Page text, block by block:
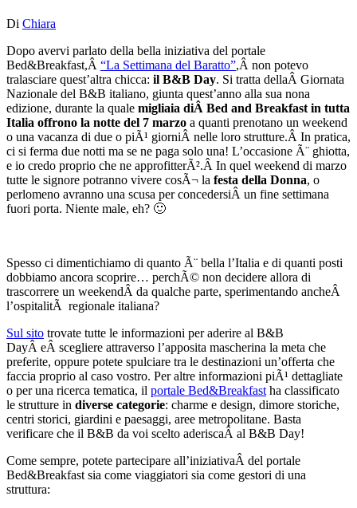
Di Chiara
Dopo avervi parlato della bella iniziativa del portale
Bed&Breakfast,Â “La Settimana del Baratto”,Â non potevo
tralasciare quest’altra chicca: il B&B Day. Si tratta dellaÂ Giornata
Nazionale del B&B italiano, giunta quest’anno alla sua nona
edizione, durante la quale migliaia diÂ Bed and Breakfast in tutta
Italia offrono la notte del 7 marzo a quanti prenotano un weekend
o una vacanza di due o piÃ¹ giorniÂ nelle loro strutture.Â In pratica,
ci si ferma due notti ma se ne paga solo una! L’occasione Ã¨ ghiotta,
e io credo proprio che ne approfitterÃ².Â In quel weekend di marzo
tutte le signore potranno vivere cosÃ¬ la festa della Donna, o
perlomeno avranno una scusa per concedersiÂ un fine settimana
fuori porta. Niente male, eh? 🙂
Spesso ci dimentichiamo di quanto Ã¨ bella l’Italia e di quanti posti
dobbiamo ancora scoprire… perchÃ© non decidere allora di
trascorrere un weekendÂ da qualche parte, sperimentando ancheÂ
l’ospitalitÃ regionale italiana?
Sul sito trovate tutte le informazioni per aderire al B&B
DayÂ eÂ scegliere attraverso l’apposita mascherina la meta che
preferite, oppure potete spulciare tra le destinazioni un’offerta che
faccia proprio al caso vostro. Per altre informazioni piÃ¹ dettagliate
o per una ricerca tematica, il portale Bed&Breakfast ha classificato
le strutture in diverse categorie: charme e design, dimore storiche,
centri storici, giardini e paesaggi, aree metropolitane. Basta
verificare che il B&B da voi scelto aderiscaÂ al B&B Day!
Come sempre, potete partecipare all’iniziativaÂ del portale
Bed&Breakfast sia come viaggiatori sia come gestori di una
struttura: